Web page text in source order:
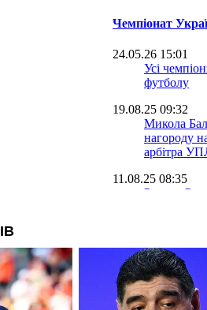
Чемпіонат
24.05.26 15:01
Усі
футболу
19.08.25 09:32
Микола
нагороду
арбітра
11.08.25 08:35
Руслан
28.06.25 17:45
УПЛ
2024/25